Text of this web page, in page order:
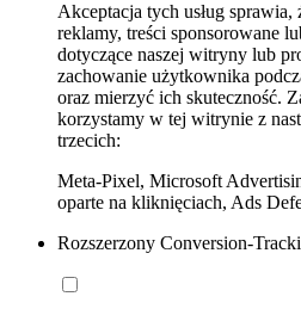
Akceptacja tych usług
reklamy, treści sponsorowane
dotyczące naszej witryny lub
zachowanie użytkownika
oraz mierzyć ich skuteczność.
korzystamy w tej witrynie z
trzecich:
Meta-Pixel, Microsoft
oparte na kliknięciach, Ads
Rozszerzony Conversion-